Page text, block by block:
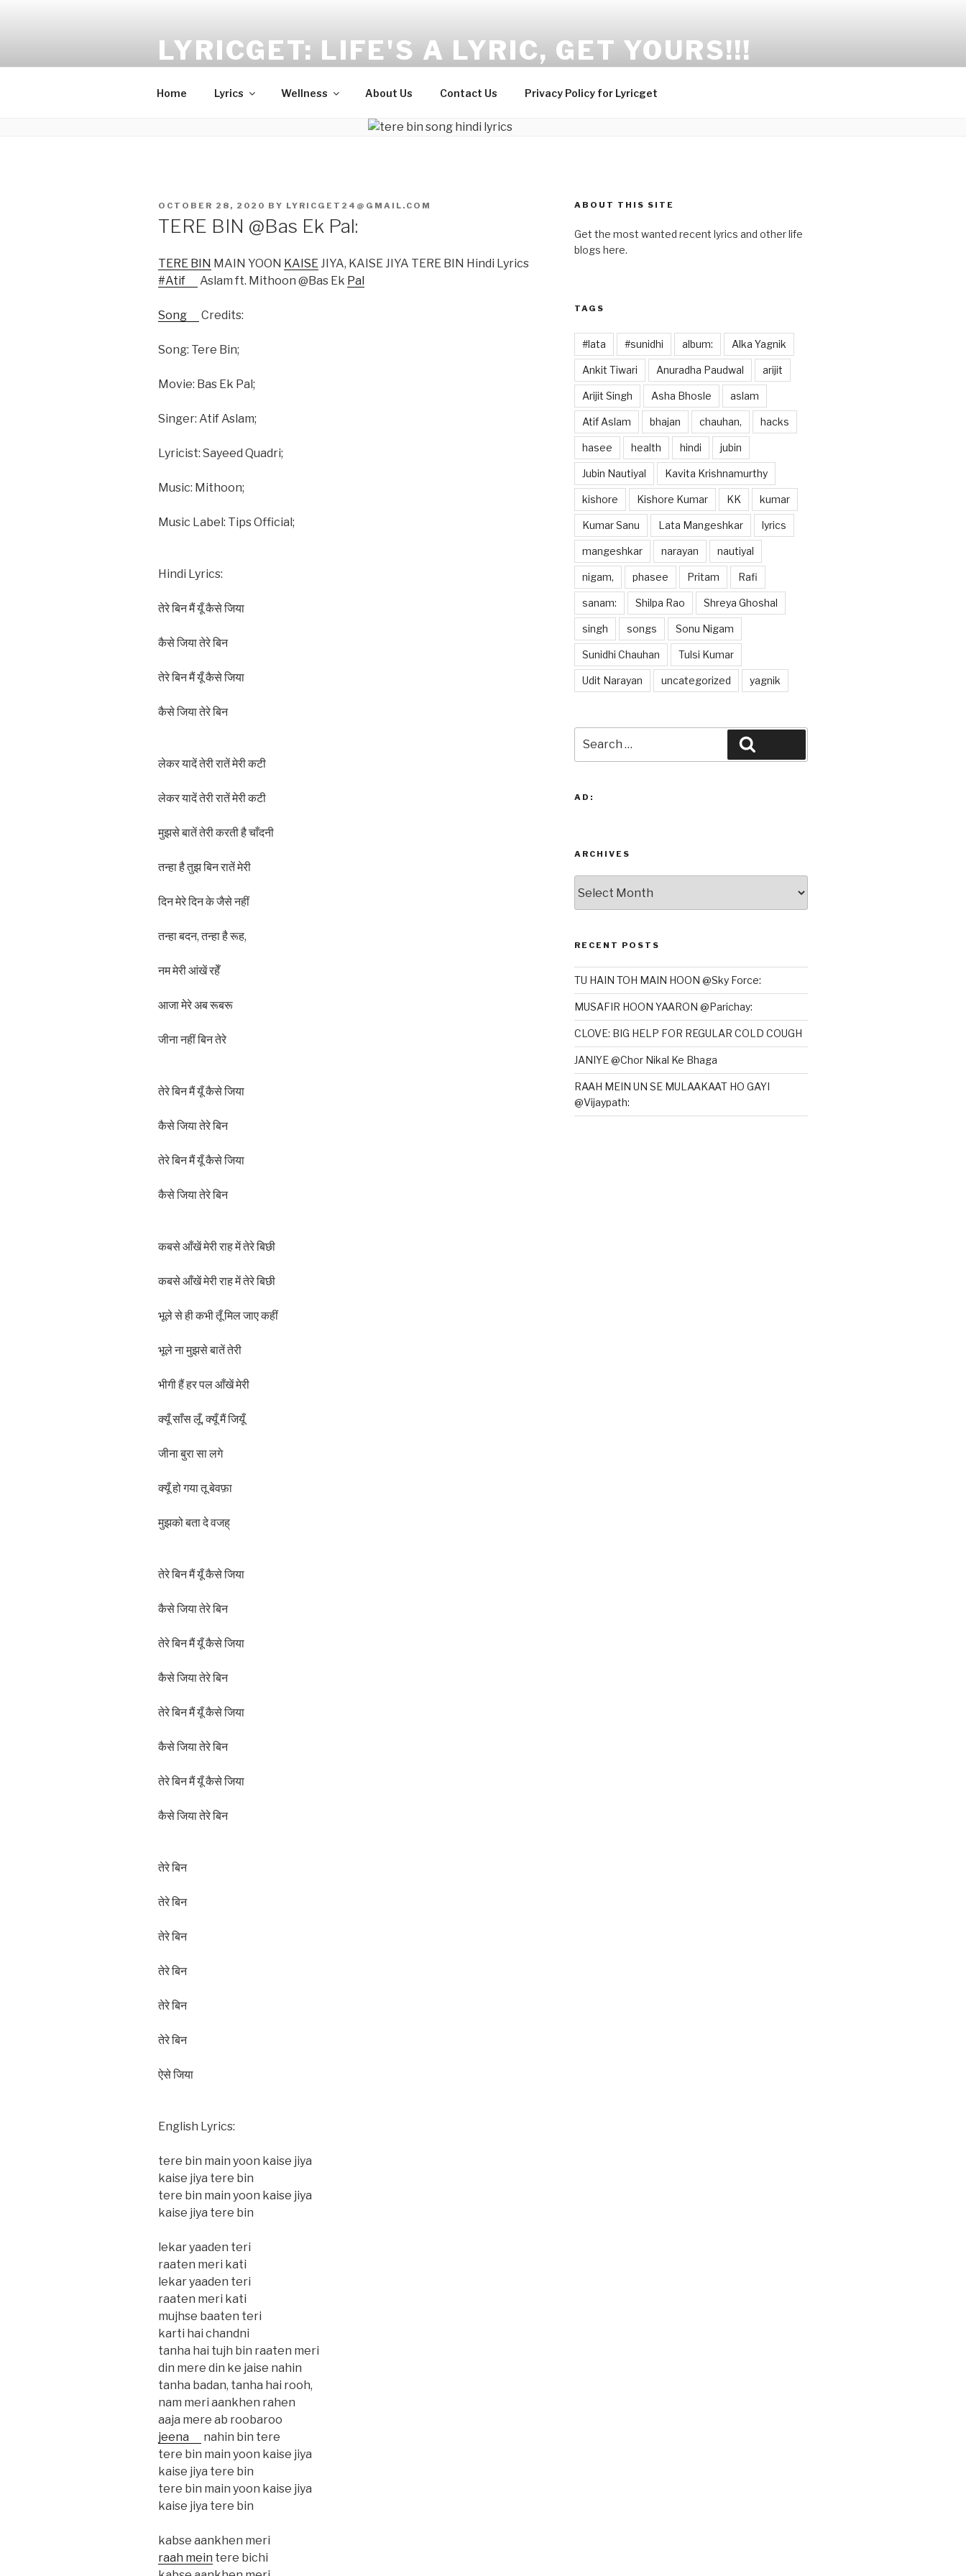
LYRICGET: LIFE'S A LYRIC, GET YOURS!!!
Home Lyrics Wellness About Us Contact Us Privacy Policy for Lyricget
POSTED
OCTOBER 28, 2020 BY LYRICGET24@GMAIL.COM
TERE BIN @Bas Ek Pal:
TERE BIN MAIN YOON KAISEJIYA, KAISE JIYA TERE BIN Hindi Lyrics
#Atif
Aslam ft. Mithoon @Bas Ek Pal
Song Credits:
Song: Tere Bin;
Movie: Bas Ek Pal;
Singer: Atif Aslam;
Lyricist: Sayeed Quadri;
Music: Mithoon;
Music Label: Tips Official;
Hindi Lyrics:
तेरे बिन मैं यूँ कैसे जिया
कैसे जिया तेरे बिन
तेरे बिन मैं यूँ कैसे जिया
कैसे जिया तेरे बिन
लेकर यादें तेरी रातें मेरी कटी
लेकर यादें तेरी रातें मेरी कटी
मुझसे बातें तेरी करती है चाँदनी
तन्हा है तुझ बिन रातें मेरी
दिन मेरे दिन के जैसे नहीं
तन्हा बदन, तन्हा है रूह,
नम मेरी आंखें रहेँ
आजा मेरे अब रूबरू
जीना नहीं बिन तेरे
तेरे बिन मैं यूँ कैसे जिया
कैसे जिया तेरे बिन
तेरे बिन मैं यूँ कैसे जिया
कैसे जिया तेरे बिन
कबसे आँखें मेरी राह में तेरे बिछी
कबसे आँखें मेरी राह में तेरे बिछी
भूले से ही कभी तूँ मिल जाए कहीं
भूले ना मुझसे बातें तेरी
भीगी हैं हर पल आँखें मेरी
क्यूँ साँस लूँ, क्यूँ मैं जियूँ
जीना बुरा सा लगे
क्यूँ हो गया तू बेवफ़ा
मुझको बता दे वजह्
तेरे बिन मैं यूँ कैसे जिया
कैसे जिया तेरे बिन
तेरे बिन मैं यूँ कैसे जिया
कैसे जिया तेरे बिन
तेरे बिन मैं यूँ कैसे जिया
कैसे जिया तेरे बिन
तेरे बिन मैं यूँ कैसे जिया
कैसे जिया तेरे बिन
तेरे बिन
तेरे बिन
तेरे बिन
तेरे बिन
तेरे बिन
तेरे बिन
ऐसे जिया
English Lyrics:
tere bin main yoon kaise jiya
kaise jiya tere bin
tere bin main yoon kaise jiya
kaise jiya tere bin
lekar yaaden teri
raaten meri kati
lekar yaaden teri
raaten meri kati
mujhse baaten teri
karti hai chandni
tanha hai tujh bin raaten meri
din mere din ke jaise nahin
tanha badan, tanha hai rooh,
nam meri aankhen rahen
aaja mere ab roobaroo
jeena
nahin bin tere
tere bin main yoon kaise jiya
kaise jiya tere bin
tere bin main yoon kaise jiya
kaise jiya tere bin
kabse aankhen meri
raah mein tere bichi
ABOUT THIS SITE
Get the most wanted recent lyrics and other life
blogs here.
TAGS
#lata #sunidhi album: Alka Yagnik
Ankit Tiwari Anuradha Paudwal arijit
Arijit Singh Asha Bhosle aslam
Atif Aslam bhajan chauhan, hacks
hasee health hindi jubin
Jubin Nautiyal Kavita Krishnamurthy
kishore Kishore Kumar KK kumar
Kumar Sanu Lata Mangeshkar lyrics
mangeshkar narayan nautiyal
nigam, phasee Pritam Rafi
sanam: Shilpa Rao Shreya Ghoshal
singh songs Sonu Nigam
Sunidhi Chauhan Tulsi Kumar
Udit Narayan uncategorized yagnik
for:
AD:
ARCHIVES
RECENT POSTS
TU HAIN TOH MAIN HOON @Sky Force:
MUSAFIR HOON YAARON @Parichay:
CLOVE: BIG HELP FOR REGULAR COLD COUGH
JANIYE @Chor Nikal Ke Bhaga
RAAH MEIN UN SE MULAAKAAT HO GAYI
@Vijaypath: